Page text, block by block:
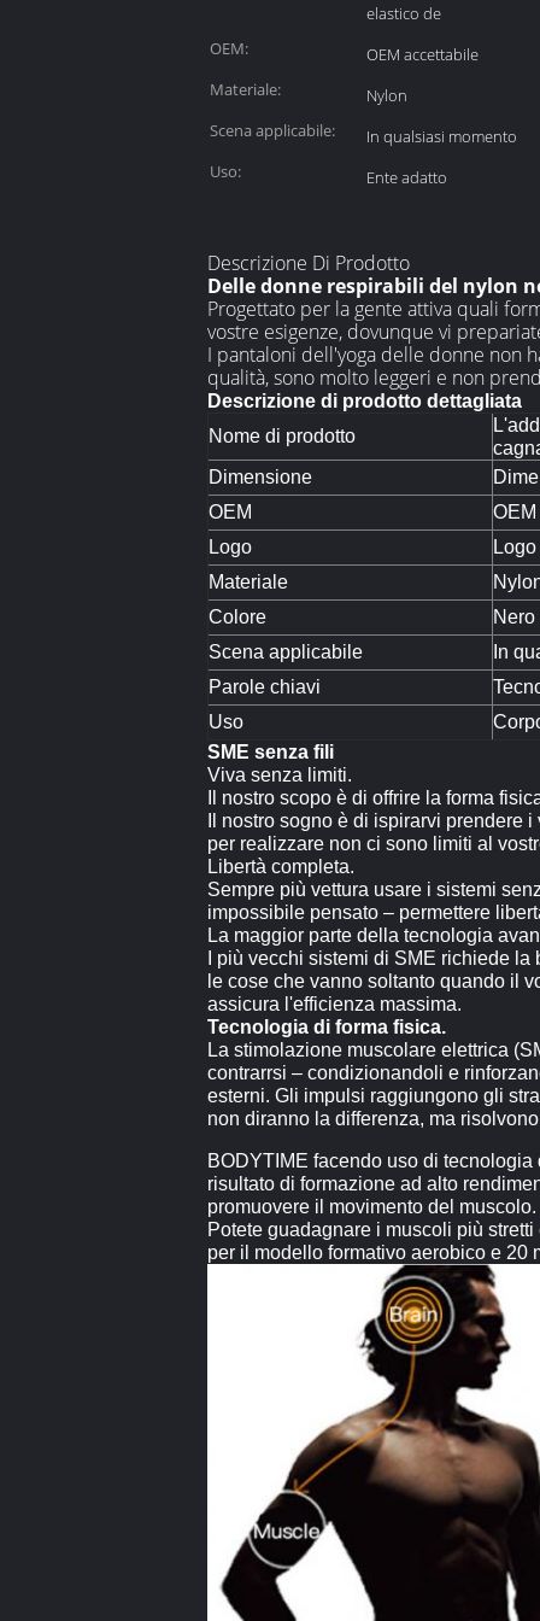
elastico de
OEM:
OEM accettabile
Materiale:
Nylon
Scena applicabile:
In qualsiasi momento
Uso:
Ente adatto
Descrizione Di Prodotto
Delle donne respirabili del nylon
Progettato per la gente attiva quali
vostre esigenze, dovunque vi
I pantaloni dell'yoga delle donne non
qualità, sono molto leggeri e non
Descrizione di prodotto dettagliata
Nome di prodotto
Dimensione
OEM
Logo
Materiale
Colore
Nero
Scena applicabile
In
Parole chiavi
Uso
SME senza fili
Viva senza limiti.
Il nostro scopo è di offrire la forma
Il nostro sogno è di ispirarvi
per realizzare non ci sono limiti al
Libertà completa.
Sempre più vettura usare i sistemi
impossibile pensato – permettere
La maggior parte della tecnologia
I più vecchi sistemi di SME richiede
le cose che vanno soltanto quando il
assicura l'efficienza massima.
Tecnologia di forma fisica.
La stimolazione muscolare elettrica
contrarrsi – condizionandoli e
esterni. Gli impulsi raggiungono gli
non diranno la differenza, ma
BODYTIME facendo uso di
risultato di formazione ad alto
promuovere il movimento del
Potete guadagnare i muscoli più
per il modello formativo aerobico e 20